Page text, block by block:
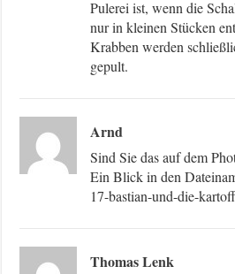
Pulerei ist, wenn die
nur in kleinen Stücken
Krabben werden
gepult.
Arnd
Sind Sie das auf dem
Ein Blick in den
17-bastian-und-die-
Thomas Lenk